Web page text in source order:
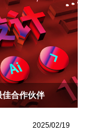
佳合作伙伴
2025/02/19